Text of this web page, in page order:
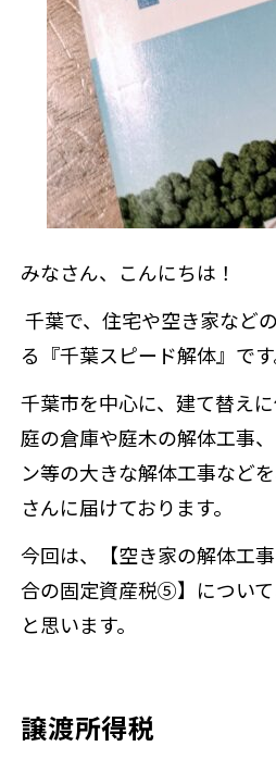
補助金情報
みなさん、こんにちは！
千葉で、住宅や空き家など
る『千葉スピード解体』です
千葉市を中心に、建て替え
庭の倉庫や庭木の解体工事
ン等の大きな解体工事など
さんに届けております。
今回は、【空き家の解体工
合の固定資産税⑤】につい
と思います。
譲渡所得税